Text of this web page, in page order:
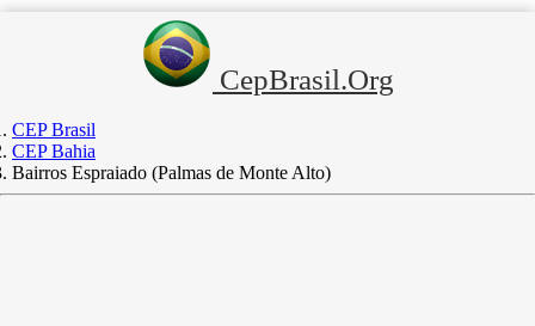
CepBrasil.Org
CEP Brasil
CEP Bahia
Bairros Espraiado (Palmas de Monte Alto)